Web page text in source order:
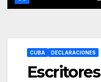
CUBA DECLARACIONES